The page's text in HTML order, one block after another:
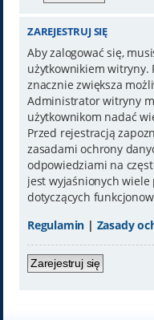
ZAREJESTRUJ SIĘ
Aby zalogować się,
użytkownikiem witryny.
znacznie zwiększa
Administrator witryny
użytkownikom nadać
Przed rejestracją
zasadami ochrony
odpowiedziami na
jest wyjaśnionych
dotyczących
Regulamin | Zasady
Zarejestruj się